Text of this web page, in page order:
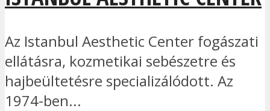
Az Istanbul Aesthetic Center fogászati
ellátásra, kozmetikai sebészetre és
hajbeültetésre specializálódott. Az
1974-ben...